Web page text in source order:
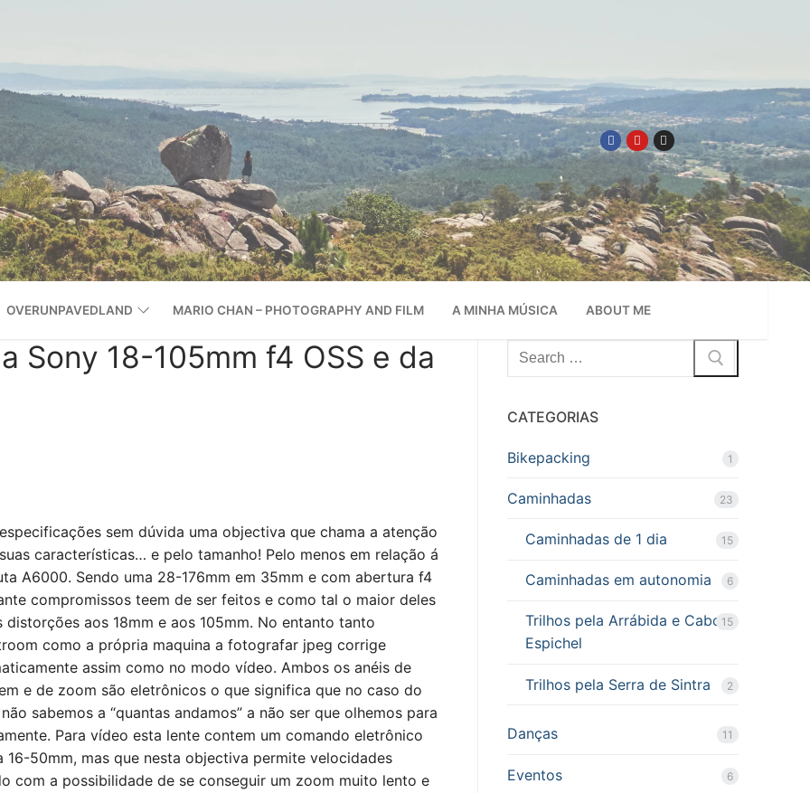
OVERUNPAVEDLAND MARIO CHAN – PHOTOGRAPHY AND FILM A MINHA MÚSICA ABOUT ME
Sony 18-105mm f4 OSS e da
sem dúvida uma objectiva que chama a atenção
características… e pelo tamanho! Pelo menos em relação á
A6000. Sendo uma 28-176mm em 35mm e com abertura f4
compromissos teem de ser feitos e como tal o maior deles
distorções aos 18mm e aos 105mm. No entanto tanto
como a própria maquina a fotografar jpeg corrige
assim como no modo vídeo. Ambos os anéis de
e de zoom são eletrônicos o que significa que no caso do
sabemos a “quantas andamos” a não ser que olhemos para
Para vídeo esta lente contem um comando eletrônico
50mm, mas que nesta objectiva permite velocidades
com a possibilidade de se conseguir um zoom muito lento e
Pesquisar
por:
CATEGORIAS
Bikepacking 1
Caminhadas 23
Caminhadas de 1 dia 15
Caminhadas em autonomia 6
Trilhos pela Arrábida e Cabo
Espichel
15
Trilhos pela Serra de Sintra 2
Danças 11
Eventos 6